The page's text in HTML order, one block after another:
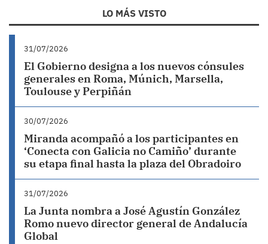
LO MÁS VISTO
31/07/2026
El Gobierno designa a los nuevos cónsules
generales en Roma, Múnich, Marsella,
Toulouse y Perpiñán
30/07/2026
Miranda acompañó a los participantes en
‘Conecta con Galicia no Camiño’ durante
su etapa final hasta la plaza del Obradoiro
31/07/2026
La Junta nombra a José Agustín González
Romo nuevo director general de Andalucía
Global